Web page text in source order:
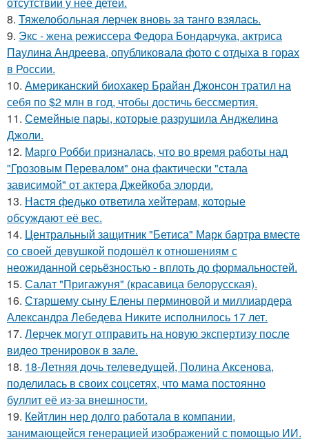
8. Тяжелобольная лерчек вновь за танго взялась.
9. Экс - жена режиссера Федора Бондарчука, актриса
Паулина Андреева, опубликовала фото с отдыха в горах
в России.
10. Американский биохакер Брайан Джонсон тратил на
себя по $2 млн в год, чтобы достичь бессмертия.
11. Семейные пары, которые разрушила Анджелина
Джоли.
12. Марго Робби призналась, что во время работы над
"Грозовым Перевалом" она фактически "стала
зависимой" от актера Джейкоба элорди.
13. Настя федько ответила хейтерам, которые
обсуждают её вес.
14. Центральный защитник "Бетиса" Марк бартра вместе
со своей девушкой подошёл к отношениям с
неожиданной серьёзностью - вплоть до формальностей.
15. Салат "Пригажуня" (красавица белорусская).
16. Старшему сыну Елены перминовой и миллиардера
Александра Лебедева Никите исполнилось 17 лет.
17. Лерчек могут отправить на новую экспертизу после
видео тренировок в зале.
18. 18-Летняя дочь телеведущей, Полина Аксенова,
поделилась в своих соцсетях, что мама постоянно
буллит её из-за внешности.
19. Кейтлин нер долго работала в компании,
занимающейся генерацией изображений с помощью ИИ.